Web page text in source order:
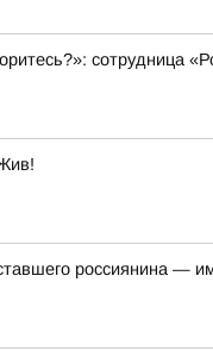
сотрудница
россиянина —